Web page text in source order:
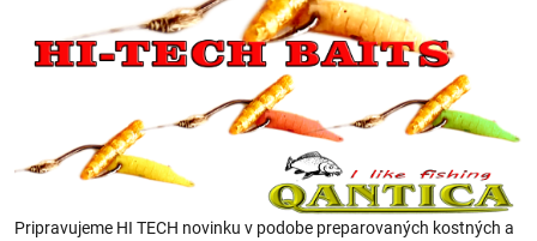
Pripravujeme HI TECH novinku v podobe preparovaných kostných a